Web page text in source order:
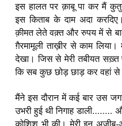
इस हालत पर क़ाबू पा कर मैं
इस किताब के दाम अदा
क़ीमत लेते वक़्त और रुपय में से
ग़ैरमामूली ताख़ीर से काम
देखा। जिस से मेरी तबीयत सख़्त
कि सब कुछ छोड़ छाड़ कर वहां से
मैंने इस दौरान में कई बार उस
उभरी हुई थी निगाह डाली........
कोशिश भी की। मेरी इन